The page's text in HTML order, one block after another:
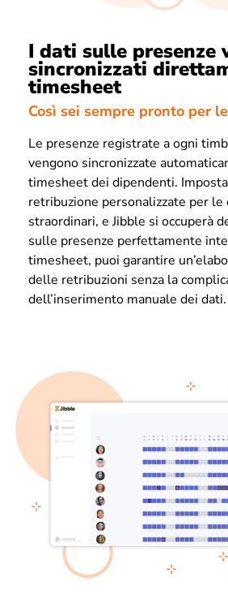
I dati sulle presenze
sincronizzati
timesheet
Così sei sempre pronto per
Le presenze registrate a ogni
vengono sincronizzate
timesheet dei dipendenti.
retribuzione personalizzate per
straordinari, e Jibble si occuperà
sulle presenze perfettamente
timesheet, puoi garantire
delle retribuzioni senza la
dell’inserimento manuale dei dati.